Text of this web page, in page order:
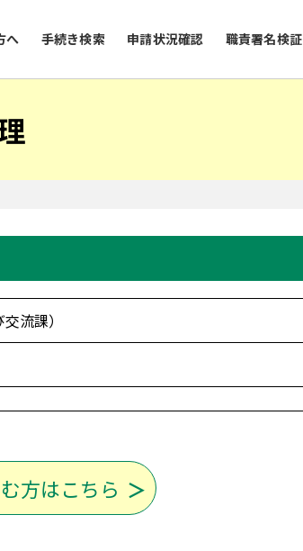
へ 手続き検索 申請状況確認 職責署名検証
流課）
方はこちら